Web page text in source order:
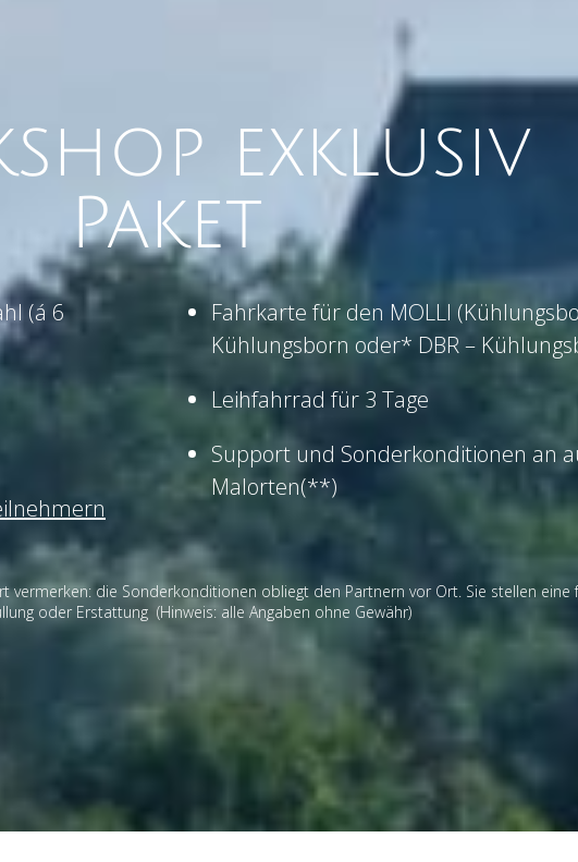
exklusiv
Paket
(á 6
Fahrkarte für den MOLLI
Kühlungsborn oder* DBR –
Leihfahrrad für 3 Tage
Support und Sonderkonditionen an
Malorten(**)
die Sonderkonditionen obliegt den Partnern vor Ort. Sie stellen eine
oder Erstattung (Hinweis: alle Angaben ohne Gewähr)